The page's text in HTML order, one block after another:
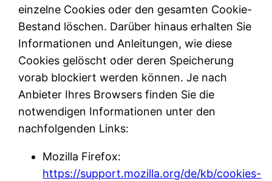
einzelne Cookies oder den gesamten Cookie-
Bestand löschen. Darüber hinaus erhalten Sie
Informationen und Anleitungen, wie diese
Cookies gelöscht oder deren Speicherung
vorab blockiert werden können. Je nach
Anbieter Ihres Browsers finden Sie die
notwendigen Informationen unter den
nachfolgenden Links:
Mozilla Firefox:
https://support.mozilla.org/de/kb/cookies-